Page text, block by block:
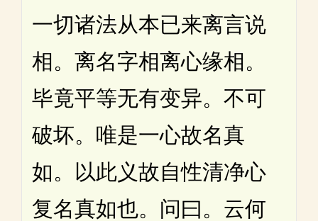
一切诸法从本已来离言说
相。离名字相离心缘相。
毕竟平等无有变异。不可
破坏。唯是一心故名真
如。以此义故自性清净心
复名真如也。问曰。云何